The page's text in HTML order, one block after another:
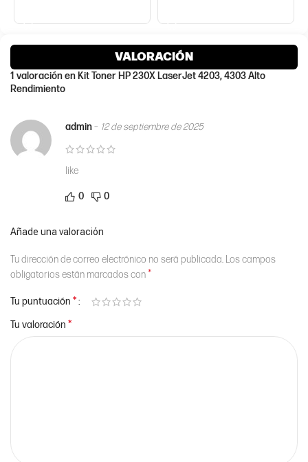
VALORACIÓN
1 valoración en Kit Toner HP 230X LaserJet 4203, 4303 Alto
Rendimiento
admin– 12 de septiembre de 2025
like
0 0
Añade una valoración
Tu dirección de correo electrónico no será publicada. Los campos
obligatorios están marcados con*
Tu puntuación *
Tu valoración *